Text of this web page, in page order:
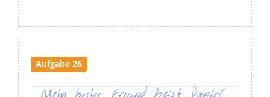
Aufgabe 26